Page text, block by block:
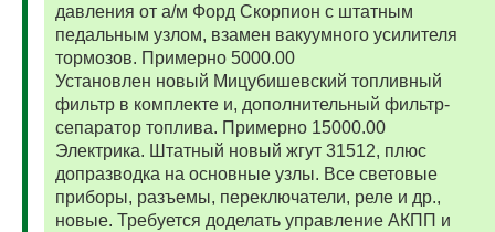
давления от а/м Форд Скорпион с штатным
педальным узлом, взамен вакуумного усилителя
тормозов. Примерно 5000.00
Установлен новый Мицубишевский топливный
фильтр в комплекте и, дополнительный фильтр-
сепаратор топлива. Примерно 15000.00
Электрика. Штатный новый жгут 31512, плюс
допразводка на основные узлы. Все световые
приборы, разъемы, переключатели, реле и др.,
новые. Требуется доделать управление АКПП и